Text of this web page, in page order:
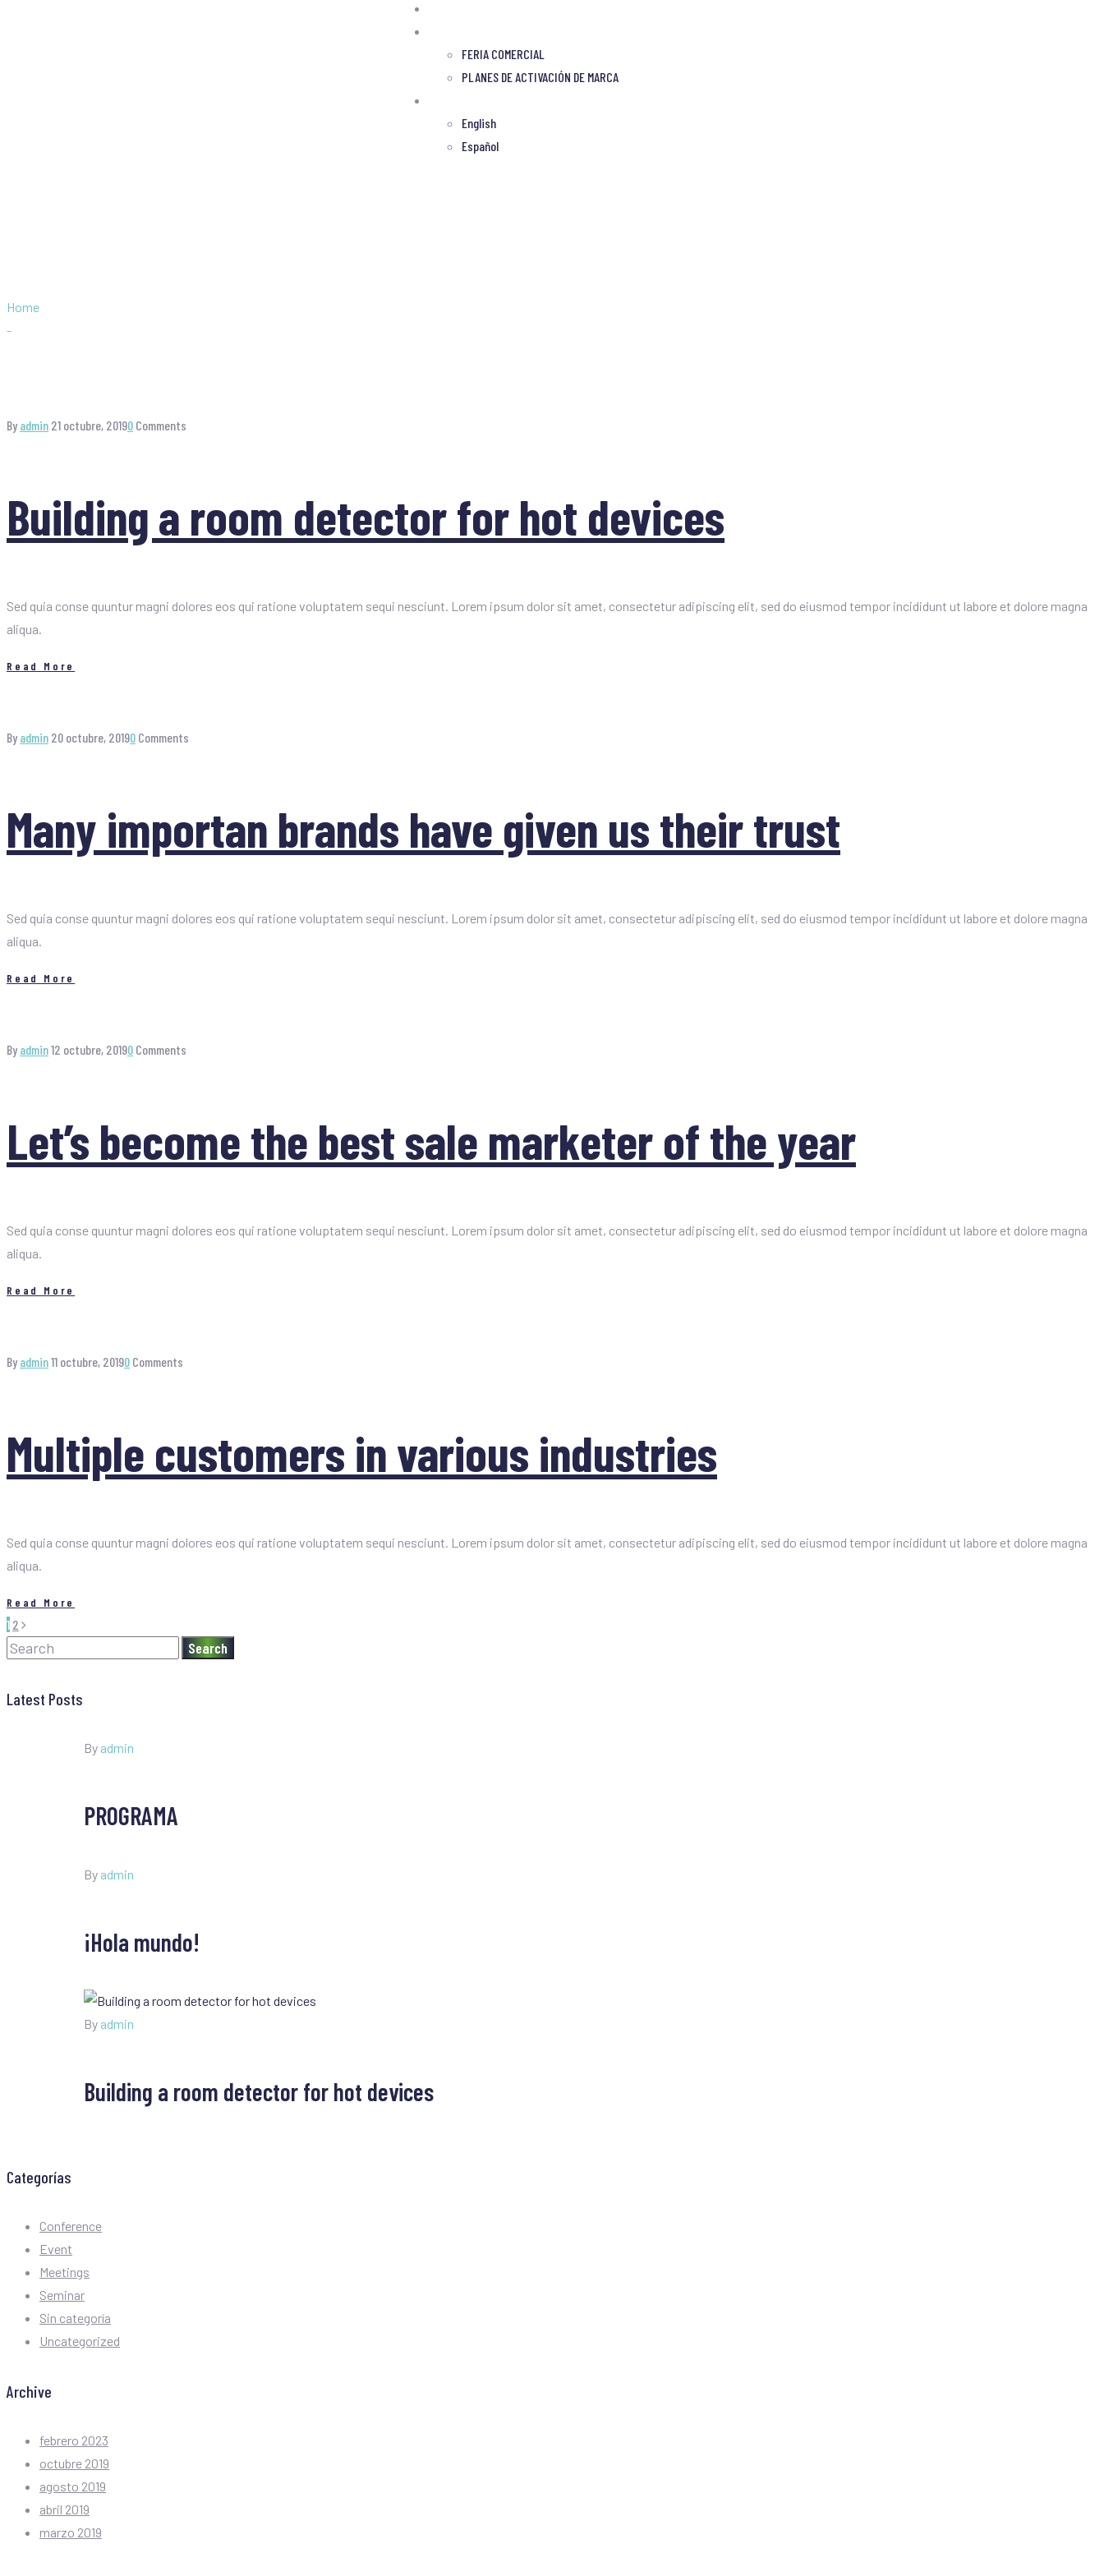
FERIA COMERCIAL
PLANES DE ACTIVACIÓN DE MARCA
English
Español
Home
-
Byadmin 21 octubre, 20190 Comments
Building a room detector for hot devices
Sed quia conse quuntur magni dolores eos qui ratione voluptatem sequi nesciunt. Lorem ipsum dolor sit amet, consectetur adipiscing elit, sed do eiusmod tempor incididunt ut labore et dolore magna
aliqua.
Read More
Byadmin 20 octubre, 20190 Comments
Many importan brands have given us their trust
Sed quia conse quuntur magni dolores eos qui ratione voluptatem sequi nesciunt. Lorem ipsum dolor sit amet, consectetur adipiscing elit, sed do eiusmod tempor incididunt ut labore et dolore magna
aliqua.
Read More
Byadmin12 octubre, 20190 Comments
Let’s become the best sale marketer of the year
Sed quia conse quuntur magni dolores eos qui ratione voluptatem sequi nesciunt. Lorem ipsum dolor sit amet, consectetur adipiscing elit, sed do eiusmod tempor incididunt ut labore et dolore magna
aliqua.
Read More
Byadmin11 octubre, 20190 Comments
Multiple customers in various industries
Sed quia conse quuntur magni dolores eos qui ratione voluptatem sequi nesciunt. Lorem ipsum dolor sit amet, consectetur adipiscing elit, sed do eiusmod tempor incididunt ut labore et dolore magna
aliqua.
Read More
1 2
Search
Latest Posts
By admin
PROGRAMA
By admin
¡Hola mundo!
By admin
Building a room detector for hot devices
Categorías
Conference
Event
Meetings
Seminar
Sin categoría
Uncategorized
Archive
febrero 2023
octubre 2019
agosto 2019
abril 2019
marzo 2019